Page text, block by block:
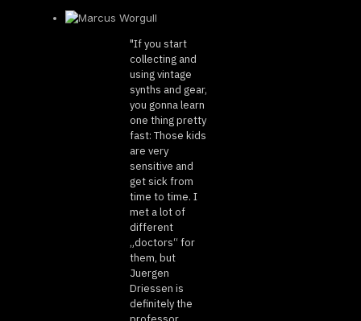
"If you start
collecting and
using vintage
synths and gear,
you gonna learn
one thing pretty
fast: Those kids
are very
sensitive and
get sick from
time to time. I
met a lot of
different
„doctors“ for
them, but
Juergen
Driessen is
definitely the